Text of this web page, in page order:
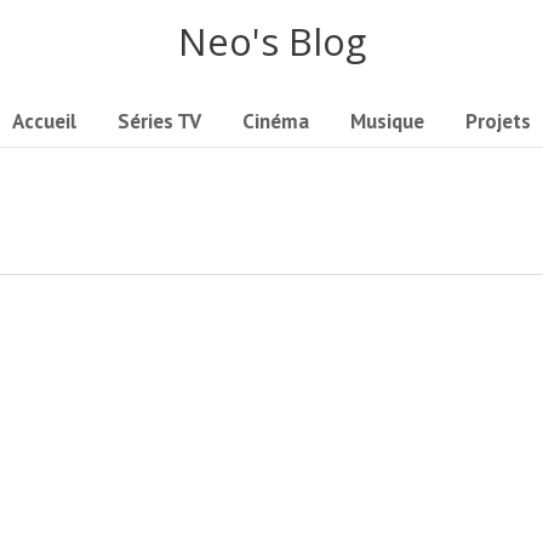
Neo's Blog
Accueil Séries TV Cinéma Musique Projets